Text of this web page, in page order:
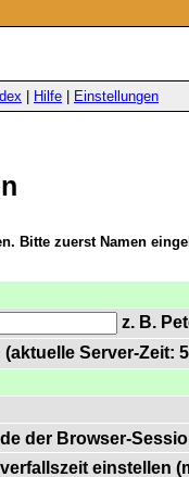
Hilfe Einstellungen
Bitte zuerst Namen
z. B.
Server-Zeit:
der Browser-
einstellen